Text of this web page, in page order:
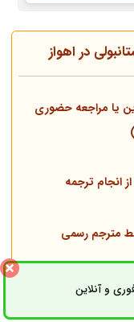
در اهواز
یا مراجعه حضوری
انجام ترجمه
مترجم رسمی
امور خارجه
و آنلاینثبت سفارش